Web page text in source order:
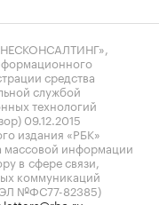
средства
службой
технологий
09.12.2015
издания «РБК»
массовой информации
в сфере связи,
коммуникаций
ЭЛ №ФС77-82385)